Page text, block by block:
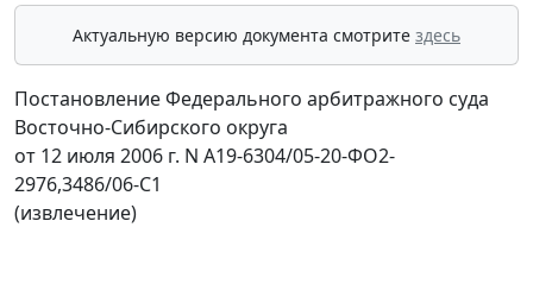
Актуальную версию документа смотрите здесь
Постановление Федерального арбитражного суда
Восточно-Сибирского округа
от 12 июля 2006 г. N А19-6304/05-20-ФО2-
2976,3486/06-С1
(извлечение)